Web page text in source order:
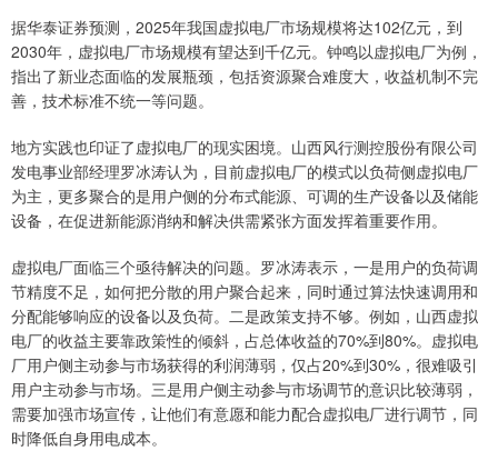
据华泰证券预测，2025年我国虚拟电厂市场规模将达102亿元，到
2030年，虚拟电厂市场规模有望达到千亿元。钟鸣以虚拟电厂为例，
指出了新业态面临的发展瓶颈，包括资源聚合难度大，收益机制不完
善，技术标准不统一等问题。
地方实践也印证了虚拟电厂的现实困境。山西风行测控股份有限公司
发电事业部经理罗冰涛认为，目前虚拟电厂的模式以负荷侧虚拟电厂
为主，更多聚合的是用户侧的分布式能源、可调的生产设备以及储能
设备，在促进新能源消纳和解决供需紧张方面发挥着重要作用。
虚拟电厂面临三个亟待解决的问题。罗冰涛表示，一是用户的负荷调
节精度不足，如何把分散的用户聚合起来，同时通过算法快速调用和
分配能够响应的设备以及负荷。二是政策支持不够。例如，山西虚拟
电厂的收益主要靠政策性的倾斜，占总体收益的70%到80%。虚拟电
厂用户侧主动参与市场获得的利润薄弱，仅占20%到30%，很难吸引
用户主动参与市场。三是用户侧主动参与市场调节的意识比较薄弱，
需要加强市场宣传，让他们有意愿和能力配合虚拟电厂进行调节，同
时降低自身用电成本。